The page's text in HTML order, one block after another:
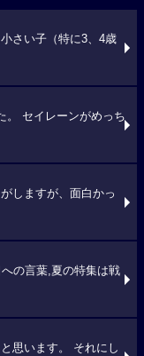
さい子（特に3、4歳
。 セイレーンがめっち
しますが、面白かっ
の言葉,夏の特集は戦
思います。 それにし